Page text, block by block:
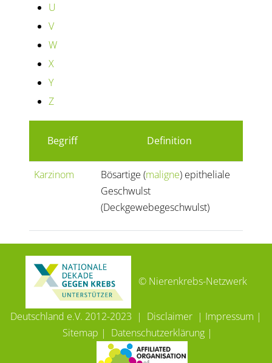
U
V
W
X
Y
Z
Begriff Definition
Karzinom Bösartige (maligne) epitheliale
Geschwulst
(Deckgewebegeschwulst)
© Nierenkrebs-Netzwerk
Deutschland e.V. 2012-2023 | Disclaimer | Impressum |
Sitemap | Datenschutzerklärung|